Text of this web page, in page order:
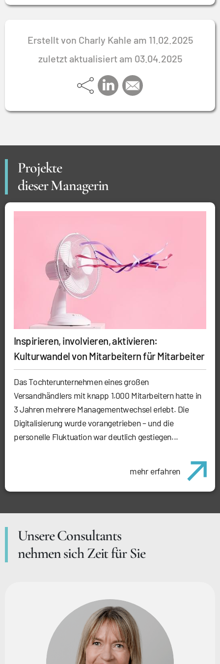
Erstellt von Charly Kahle am 11.02.2025
zuletzt aktualisiert am 03.04.2025
Projekte
dieser Managerin
Inspirieren, involvieren, aktivieren:
Kulturwandel von Mitarbeitern für Mitarbeiter
Das Tochterunternehmen eines großen
Versandhändlers mit knapp 1.000 Mitarbeitern hatte in
3 Jahren mehrere Managementwechsel erlebt. Die
Digitalisierung wurde vorangetrieben – und die
personelle Fluktuation war deutlich gestiegen...
mehr erfahren
Unsere Consultants
nehmen sich Zeit für Sie